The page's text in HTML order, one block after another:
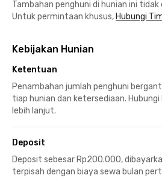
Tambahan penghuni di hunian ini tidak
Untuk permintaan khusus, Hubungi
Kebijakan Hunian
Ketentuan
Penambahan jumlah penghuni
tiap hunian dan ketersediaan.
lebih lanjut.
Deposit
Deposit sebesar Rp200.000,
terpisah dengan biaya sewa bulan